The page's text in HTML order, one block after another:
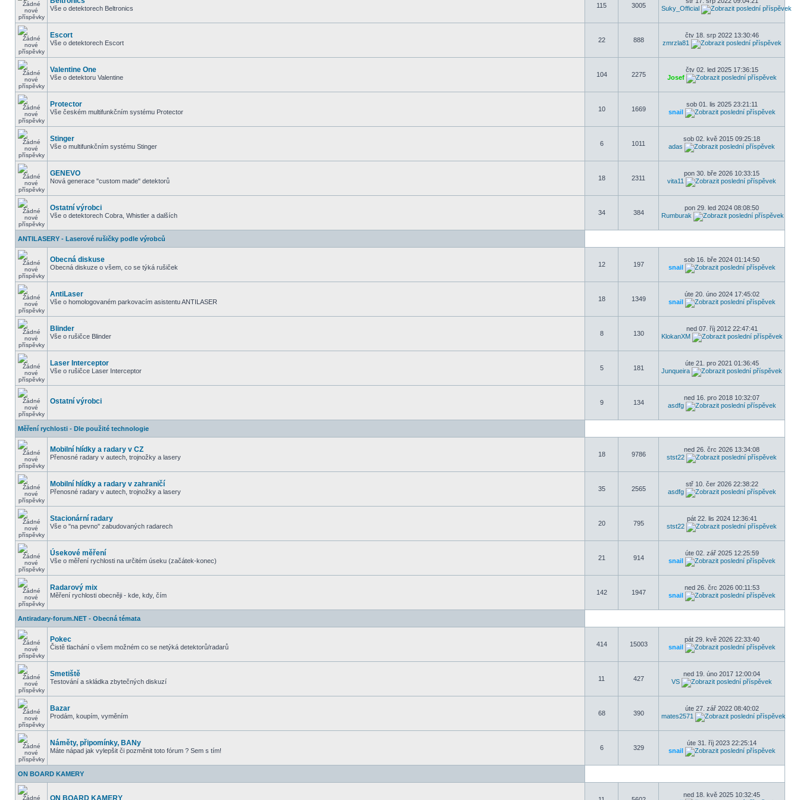
Vše o detektorech Beltronics 115 3005
Suky_Official
Escort
Vše o detektorech Escort 22 888
čtv 18. srp 2022 13:30:46
zmrzla81
Valentine One
Vše o detektoru Valentine 104 2275
čtv 02. led 2025 17:36:15
Josef
Protector
Vše českém multifunkčním systému Protector 10 1669
sob 01. lis 2025 23:21:11
snail
Stinger
Vše o multifunkčním systému Stinger 6 1011
sob 02. kvě 2015 09:25:18
adas
GENEVO
Nová generace "custom made" detektorů 18 2311
pon 30. bře 2026 10:33:15
vita11
Ostatní výrobci
Vše o detektorech Cobra, Whistler a dalších 34 384
pon 29. led 2024 08:08:50
Rumburak
ANTILASERY - Laserové rušičky podle výrobců
Obecná diskuse
Obecná diskuze o všem, co se týká rušiček 12 197
sob 16. bře 2024 01:14:50
snail
AntiLaser
Vše o homologovaném parkovacím asistentu ANTILASER 18 1349
úte 20. úno 2024 17:45:02
snail
Blinder
Vše o rušičce Blinder 8 130
ned 07. říj 2012 22:47:41
KlokanXM
Laser Interceptor
Vše o rušičce Laser Interceptor 5 181
úte 21. pro 2021 01:36:45
Junqueira
Ostatní výrobci 9 134
ned 16. pro 2018 10:32:07
asdfg
Měření rychlosti - Dle použité technologie
Mobilní hlídky a radary v CZ
Přenosné radary v autech, trojnožky a lasery 18 9786
ned 26. črc 2026 13:34:08
stst22
Mobilní hlídky a radary v zahraničí
Přenosné radary v autech, trojnožky a lasery 35 2565
stř 10. čer 2026 22:38:22
asdfg
Stacionární radary
Vše o "na pevno" zabudovaných radarech 20 795
pát 22. lis 2024 12:36:41
stst22
Úsekové měření
Vše o měření rychlosti na určitém úseku (začátek-konec) 21 914
úte 02. zář 2025 12:25:59
snail
Radarový mix
Měření rychlosti obecněji - kde, kdy, čím 142 1947
ned 26. črc 2026 00:11:53
snail
Antiradary-forum.NET - Obecná témata
Pokec
Čistě tlachání o všem možném co se netýká detektorů/radarů 414 15003
pát 29. kvě 2026 22:33:40
snail
Smetiště
Testování a skládka zbytečných diskuzí 11 427
ned 19. úno 2017 12:00:04
VS
Bazar
Prodám, koupím, vyměním 68 390
úte 27. zář 2022 08:40:02
mates2571
Náměty, připomínky, BANy
Máte nápad jak vylepšit či pozměnit toto fórum ? Sem s tím! 6 329
úte 31. říj 2023 22:25:14
snail
ON BOARD KAMERY
ON BOARD KAMERY
ned 18. kvě 2025 10:32:45